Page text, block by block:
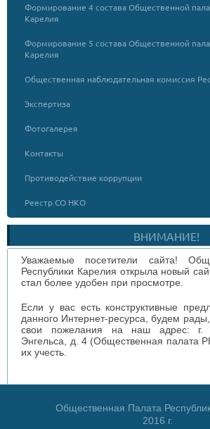
Формирование 4 состава Общественной
Карелия
Формирование 5 состава Общественной
Карелия
Общественная наблюдательная комиссия
Экспертиза
Фотогалерея
Контакты
Противодействие коррупции
Реестр СО НКО
ВНИМАНИЕ!
Уважаемые посетители сайта!
Республики Карелия открыла новый
стал более удобен при просмотре.
Если у вас есть конструктивные
данного Интернет-ресурса, будем
свои пожелания на наш адрес: г.
Энгельса, д. 4 (Общественная палата
их учесть.
Общественная Палата
2016 г.